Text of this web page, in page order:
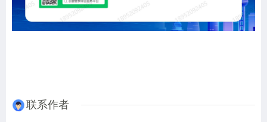
联系作者